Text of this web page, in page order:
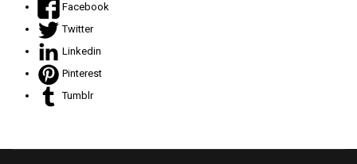
Facebook
Twitter
Linkedin
Pinterest
Tumblr